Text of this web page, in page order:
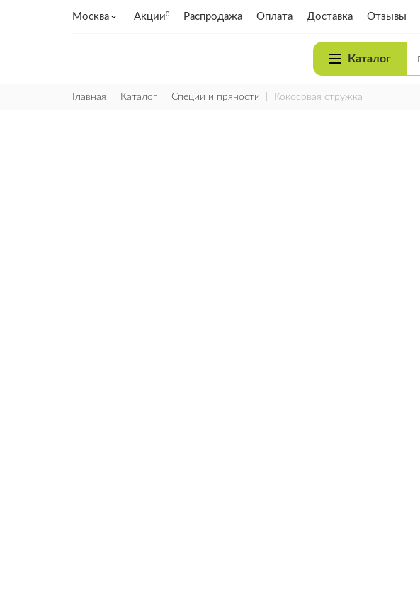
Москва Акции0 Распродажа Оплата Доставка Отзывы
Каталог
Главная Каталог Специи и пряности Кокосовая стружка